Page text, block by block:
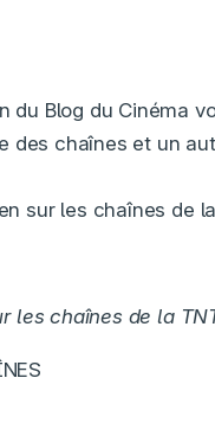
du Blog du Cinéma
des chaînes et un
sur les chaînes de
les chaînes de la